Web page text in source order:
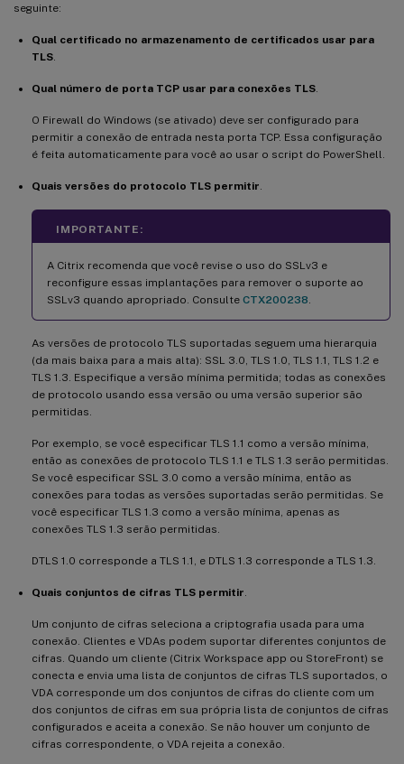
seguinte:
Qual certificado no armazenamento de certificados usar para
TLS
Qual número de porta TCP usar para conexões TLS
O Firewall do Windows (se ativado) deve ser configurado para
permitir a conexão de entrada nesta porta TCP. Essa configuração
é feita automaticamente para você ao usar o script do PowerShell.
Quais versões do protocolo TLS permitir
IMPORTANTE:
A Citrix recomenda que você revise o uso do SSLv3 e
reconfigure essas implantações para remover o suporte ao
SSLv3 quando apropriado. Consulte CTX200238
As versões de protocolo TLS suportadas seguem uma hierarquia
(da mais baixa para a mais alta): SSL 3.0, TLS 1.0, TLS 1.1, TLS 1.2 e
TLS 1.3. Especifique a versão mínima permitida; todas as conexões
de protocolo usando essa versão ou uma versão superior são
permitidas.
Por exemplo, se você especificar TLS 1.1 como a versão mínima,
então as conexões de protocolo TLS 1.1 e TLS 1.3 serão permitidas.
Se você especificar SSL 3.0 como a versão mínima, então as
conexões para todas as versões suportadas serão permitidas. Se
você especificar TLS 1.3 como a versão mínima, apenas as
conexões TLS 1.3 serão permitidas.
DTLS 1.0 corresponde a TLS 1.1, e DTLS 1.3 corresponde a TLS 1.3.
Quais conjuntos de cifras TLS permitir
Um conjunto de cifras seleciona a criptografia usada para uma
conexão. Clientes e VDAs podem suportar diferentes conjuntos de
cifras. Quando um cliente (Citrix Workspace app ou StoreFront) se
conecta e envia uma lista de conjuntos de cifras TLS suportados, o
VDA corresponde um dos conjuntos de cifras do cliente com um
dos conjuntos de cifras em sua própria lista de conjuntos de cifras
configurados e aceita a conexão. Se não houver um conjunto de
cifras correspondente, o VDA rejeita a conexão.